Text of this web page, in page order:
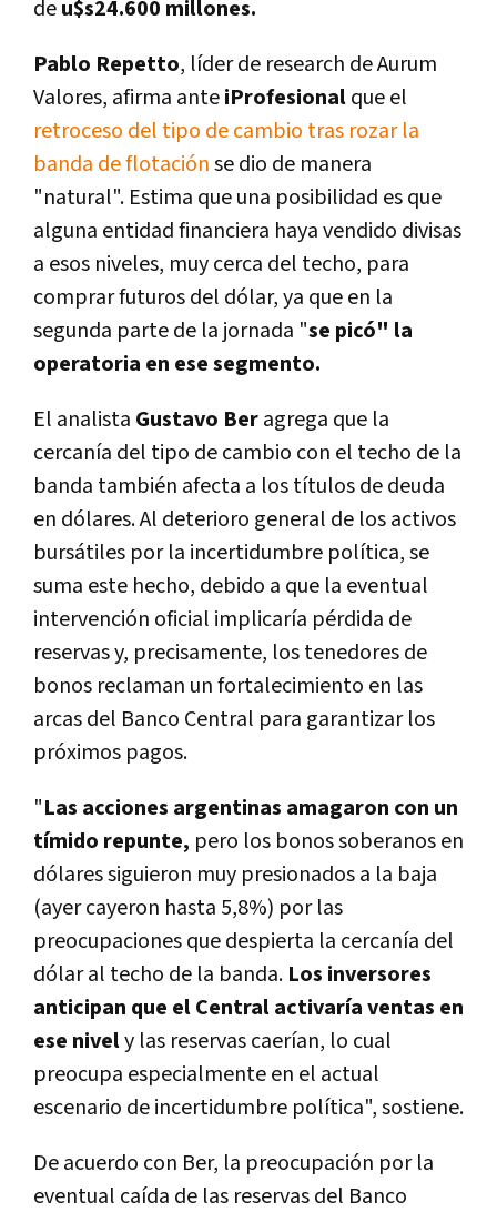
deu$s24.600 millones.
Pablo Repetto, líder de research de Aurum
Valores, afirma anteiProfesionalque el
retroceso del tipo de cambio tras rozar la
banda de flotaciónse dio de manera
"natural". Estima que una posibilidad es que
alguna entidad financiera haya vendido divisas
a esos niveles, muy cerca del techo, para
comprar futuros del dólar, ya que en la
segunda parte de la jornada "se picó" la
operatoria en ese segmento.
El analista Gustavo Beragrega que la
cercanía del tipo de cambio con el techo de la
banda también afecta a los títulos de deuda
en dólares. Al deterioro general de los activos
bursátiles por la incertidumbre política, se
suma este hecho, debido a que la eventual
intervención oficial implicaría pérdida de
reservas y, precisamente, los tenedores de
bonos reclaman un fortalecimiento en las
arcas del Banco Central para garantizar los
próximos pagos.
"Las acciones argentinas amagaron con un
tímido repunte, pero los bonos soberanos en
dólares siguieron muy presionados a la baja
(ayer cayeron hasta 5,8%) por las
preocupaciones que despierta la cercanía del
dólar al techo de la banda. Los inversores
anticipan que el Central activaría ventas en
ese nively las reservas caerían, lo cual
preocupa especialmente en el actual
escenario de incertidumbre política", sostiene.
De acuerdo con Ber, la preocupación por la
eventual caída de las reservas del Banco